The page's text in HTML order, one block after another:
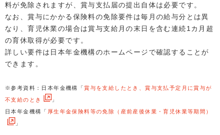
料が免除されますが、賞与支払届の提出自体は必要です。
なお、賞与にかかる保険料の免除要件は毎月の給与分とは異
なり、育児休業の場合は賞与支給月の末日を含む連続1カ月超
の育休取得が必要です。
詳しい要件は日本年金機構のホームページで確認することが
できます。
※参考資料：日本年金機構「賞与を支給したとき、賞与支払予定月に賞与が
不支給のとき
」
日本年金機構「 厚生年金保険料等の免除（産前産後休業・育児休業等期間）
」